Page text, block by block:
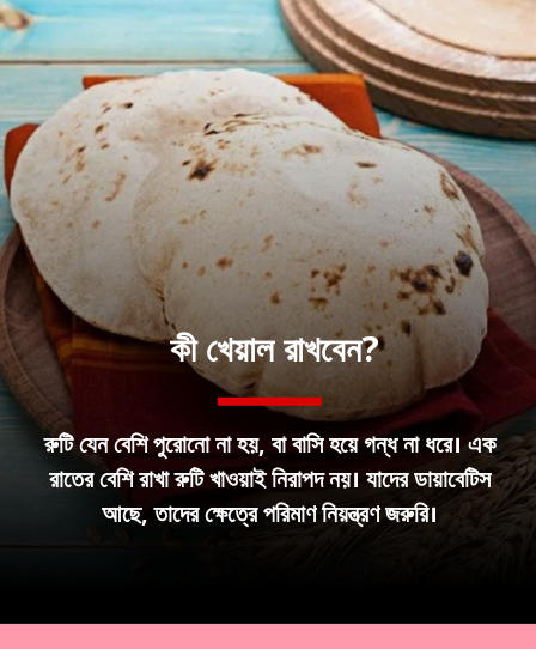
রুটি যেন বেশি পুরোনো না হয়, বা বাসি হয়ে গন্ধ না ধরে। এক
রাতের বেশি রাখা রুটি খাওয়াই নিরাপদ নয়। যাদের ডায়াবেটিস
আছে, তাদের ক্ষেত্রে পরিমাণ নিয়ন্ত্রণ জরুরি।
কী খেয়াল রাখবেন?